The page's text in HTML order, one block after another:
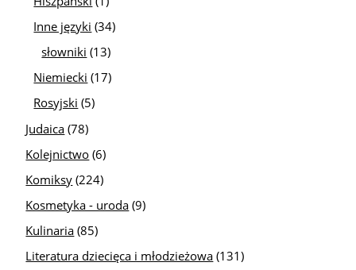
Inne języki (34)
słowniki (13)
Niemiecki (17)
Rosyjski (5)
Judaica (78)
Kolejnictwo (6)
Komiksy (224)
Kosmetyka - uroda (9)
Kulinaria (85)
Literatura dziecięca i młodzieżowa (131)